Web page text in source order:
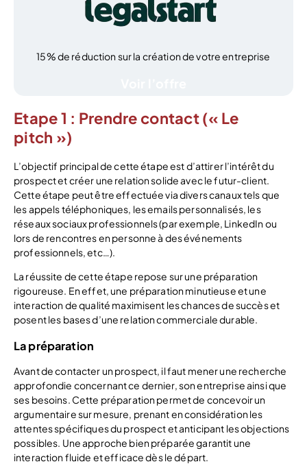
15% de réduction sur la création de votre entreprise
Etape 1 : Prendre contact (« Le
pitch »)
L’objectif principal de cette étape est d’attirer l’intérêt du
prospect et créer une relation solide avec le futur-client.
Cette étape peut être effectuée via divers canaux tels que
les appels téléphoniques, les emails personnalisés, les
réseaux sociaux professionnels (par exemple, LinkedIn ou
lors de rencontres en personne à des événements
professionnels, etc…).
La réussite de cette étape repose sur une préparation
rigoureuse. En effet, une préparation minutieuse et une
interaction de qualité maximisent les chances de succès et
posent les bases d’une relation commerciale durable.
La préparation
Avant de contacter un prospect, il faut mener une recherche
approfondie concernant ce dernier, son entreprise ainsi que
ses besoins. Cette préparation permet de concevoir un
argumentaire sur mesure, prenant en considération les
attentes spécifiques du prospect et anticipant les objections
possibles. Une approche bien préparée garantit une
interaction fluide et efficace dès le départ.